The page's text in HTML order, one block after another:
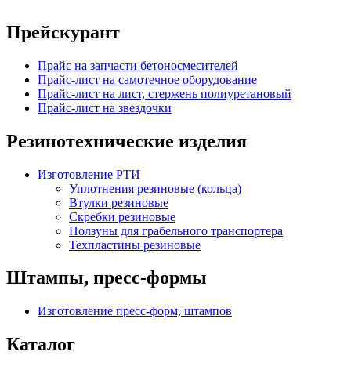
Прейскурант
Прайс на запчасти бетоносмесителей
Прайс-лист на самотечное оборудование
Прайс-лист на лист, стержень полиуретановый
Прайс-лист на звездочки
Резинотехнические изделия
Изготовление РТИ
Уплотнения резиновые (кольца)
Втулки резиновые
Скребки резиновые
Ползуны для грабельного транспортера
Техпластины резиновые
Штампы, пресс-формы
Изготовление пресс-форм, штампов
Каталог